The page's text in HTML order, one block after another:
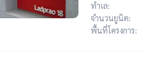
ทำเล:
จำนวนยูนิต:
พื้นที่โครงการ: